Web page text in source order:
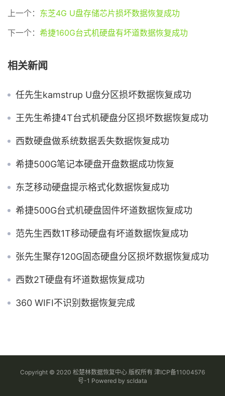
上一个： 东芝4G U盘存储芯片损坏数据恢复成功
下一个： 希捷160G台式机硬盘有坏道数据恢复成功
相关新闻
任先生kamstrup U盘分区损坏数据恢复成功
王先生希捷4T台式机硬盘分区损坏数据恢复成功
西数硬盘做系统数据丢失数据恢复成功
希捷500G笔记本硬盘开盘数据成功恢复
东芝移动硬盘提示格式化数据恢复成功
希捷500G台式机硬盘固件坏道数据恢复成功
范先生西数1T移动硬盘有坏道数据恢复成功
张先生聚存120G固态硬盘分区损坏数据恢复成功
西数2T硬盘有坏道数据恢复成功
360 WIFI不识别数据恢复完成
Copyright © 2020 松楚林数据恢复中心 版权所有 津ICP备11004576
号-1 Powered by scldata